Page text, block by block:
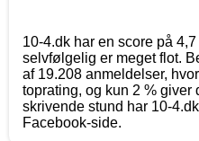
10-4.dk har en score på
selvfølgelig er meget flot.
af 19.208 anmeldelser,
toprating, og kun 2 % giver
skrivende stund har 10-
Facebook-side.